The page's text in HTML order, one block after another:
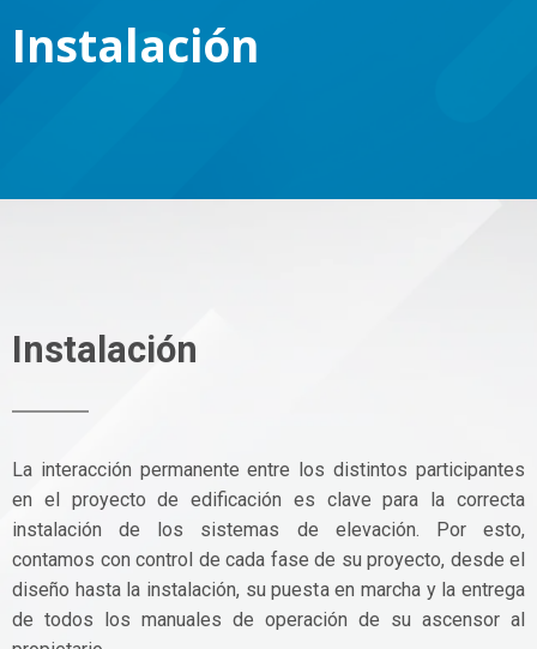
Instalación
Instalación
La interacción permanente entre los distintos participantes
en el proyecto de edificación es clave para la correcta
instalación de los sistemas de elevación. Por esto,
contamos con control de cada fase de su proyecto, desde el
diseño hasta la instalación, su puesta en marcha y la entrega
de todos los manuales de operación de su ascensor al